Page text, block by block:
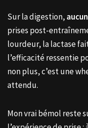
Sur la digestion,
prises post-
lourdeur, la lactase
l’efficacité ressentie
non plus, c’est une
attendu.
Mon vrai bémol reste